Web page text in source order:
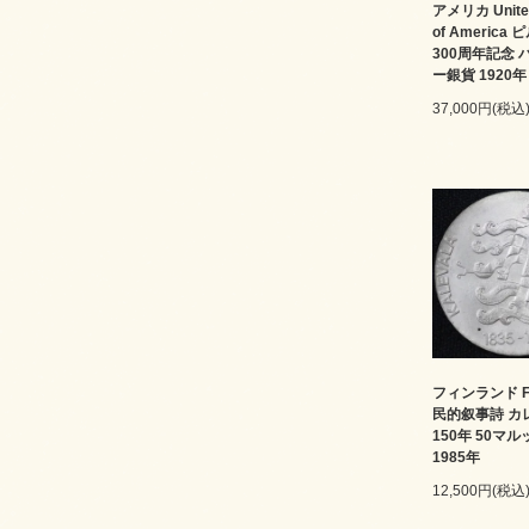
アメリカ
of America ピ
300周年記念
ー銀貨 1920年
37,000円(税込)
フィンランド
民的叙事詩 カ
150年 50マル
1985年
12,500円(税込)